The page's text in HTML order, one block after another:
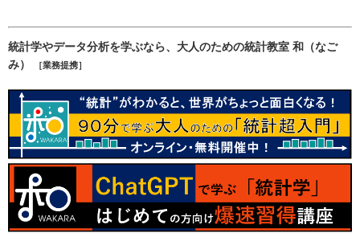
統計学やデータ分析を学ぶなら、大人のための統計教室 和（なご
み）
［業務提携］